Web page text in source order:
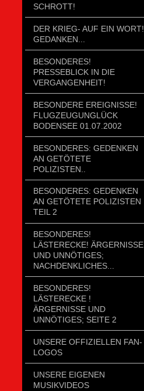
SCHROTT!
DER KRIEG- AUF EIN WORT!
GEDANKEN...
BESONDERES!
PRESSEBLICK IN DIE
VERGANGENHEIT!
BESONDERE EREIGNISSE!
FLUGZEUGUNGLÜCK
BODENSEE 01.07.2002
BESONDERES: GEDENKEN
AN GETÖTETE
POLIZISTEN..
BESONDERES: GEDENKEN
AN GETÖTETE POLIZISTEN
TEIL 2
BESONDERES!
LÄSTERECKE! ÄRGERNISSE
UND UNNÖTIGES;
NACHDENKLICHES...
BESONDERES!
LÄSTERECKE !
ÄRGERNISSE UND
UNNÖTIGES; SEITE 2
UNSERE OFFIZIELLEN FAN-
LOGOS
UNSERE EIGENEN
MUSIKVIDEOS